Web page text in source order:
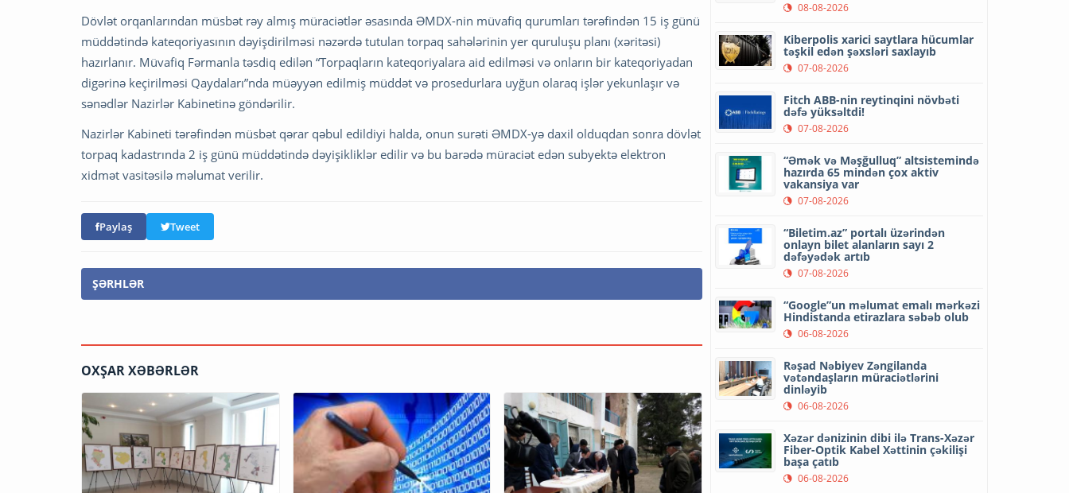
Dövlət orqanlarından müsbət rəy almış müraciətlər əsasında ƏMDX-nin müvafiq qurumları tərəfindən 15 iş günü
müddətində kateqoriyasının dəyişdirilməsi nəzərdə tutulan torpaq sahələrinin yer quruluşu planı (xəritəsi)
hazırlanır. Müvafiq Fərmanla təsdiq edilən “Torpaqların kateqoriyalara aid edilməsi və onların bir kateqoriyadan
digərinə keçirilməsi Qaydaları”nda müəyyən edilmiş müddət və prosedurlara uyğun olaraq işlər yekunlaşır və
sənədlər Nazirlər Kabinetinə göndərilir.
Nazirlər Kabineti tərəfindən müsbət qərar qəbul edildiyi halda, onun surəti ƏMDX-yə daxil olduqdan sonra dövlət
torpaq kadastrında 2 iş günü müddətində dəyişikliklər edilir və bu barədə müraciət edən subyektə elektron
xidmət vasitəsilə məlumat verilir.
Paylaş Tweet
ŞƏRHLƏR
OXŞAR XƏBƏRLƏR
08-08-2026
Kiberpolis xarici saytlara hücumlar
təşkil edən şəxsləri saxlayıb
07-08-2026
Fitch ABB-nin reytinqini növbəti
dəfə yüksəltdi!
07-08-2026
“Əmək və Məşğulluq” altsistemində
hazırda 65 mindən çox aktiv
vakansiya var
07-08-2026
“Biletim.az” portalı üzərindən
onlayn bilet alanların sayı 2
dəfəyədək artıb
07-08-2026
“Google”un məlumat emalı mərkəzi
Hindistanda etirazlara səbəb olub
06-08-2026
Rəşad Nəbiyev Zəngilanda
vətəndaşların müraciətlərini
dinləyib
06-08-2026
Xəzər dənizinin dibi ilə Trans-Xəzər
Fiber-Optik Kabel Xəttinin çəkilişi
başa çatıb
06-08-2026